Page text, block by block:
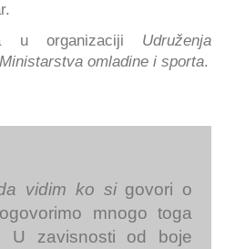
u organizaciji Udruženja
Ministarstva omladine i sporta.
vidim ko sigovori o
mnogo toga
U zavisnosti od boje